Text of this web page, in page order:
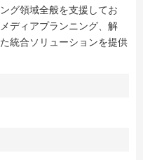
グ領域全般を支援してお
ディアプランニング、解
統合ソリューションを提供